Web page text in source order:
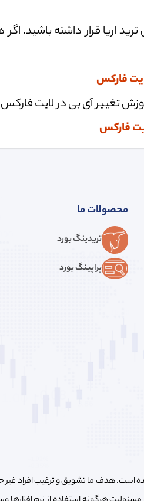
اریا قرار داشته باشید.
فارکس
تغییر آی بی در لایت فارکس
فارکس
محصولات ما
تریدینگ بورد
پراپینگ بورد
شده است. هدف ما تشویق و ترغیب افراد